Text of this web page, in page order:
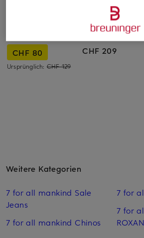
CHF 80
Ursprünglich: CHF 129
Bootcut Jeans
PARKWAY-STR
CHF 209
Weitere Kategorien
7 for all mankind Sale
Jeans
7 for all mankind Chinos
7 for
7 for